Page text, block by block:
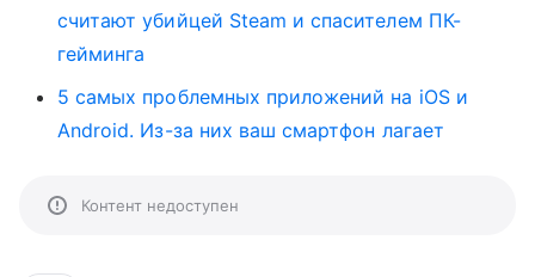
считают убийцей Steam и спасителем ПК-
гейминга
5 самых проблемных приложений на iOS и
Android. Из-за них ваш смартфон лагает
Контент недоступен